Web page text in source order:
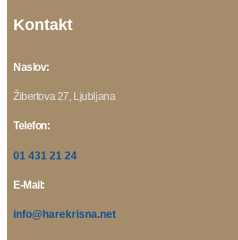
Kontakt
Naslov:
Žibertova 27, Ljubljana
Telefon:
01 431 21 24
E-Mail:
info@harekrisna.net